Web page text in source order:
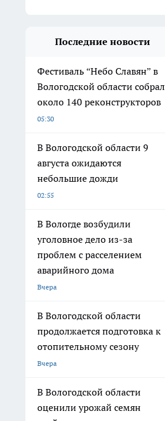
Последние новости
Фестиваль “Небо Славян” в
Вологодской области собрал
около 140 реконструкторов
05:30
В Вологодской области 9
августа ожидаются
небольшие дожди
02:55
В Вологде возбудили
уголовное дело из-за
проблем с расселением
аварийного дома
Вчера
В Вологодской области
продолжается подготовка к
отопительному сезону
Вчера
В Вологодской области
оценили урожай семян